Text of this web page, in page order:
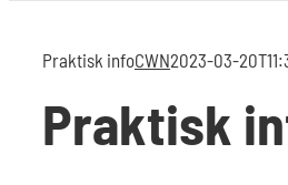
Praktisk infoCWN2023-03-
Praktisk